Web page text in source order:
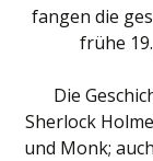
fangen die
frühe
Die
Sherlock
und Monk;